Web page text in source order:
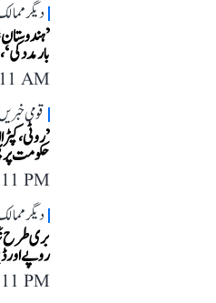
دیگر
بار مدد
AM
قومی
’روٹی،
حکومت
PM
دیگر
روپے اور ڈیزل 400
PM